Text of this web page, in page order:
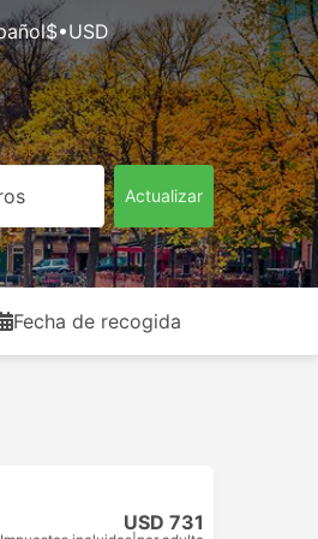
$•USD
Actualizar
Fecha de recogida
USD 731